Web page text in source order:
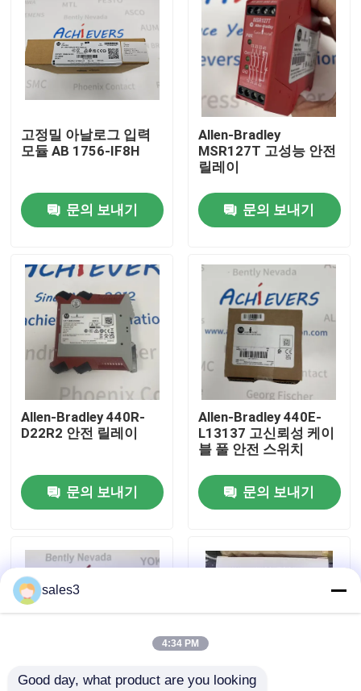
집
제품
우리 에 관한 것
공장 투어
저희와 연락
뉴스
News
피퍼 퓨치스 격리된 장벽
고정밀 아날로그 입력
모듈 AB 1756-IF8H
문의 보내기
Allen-Bradley
MSR127T 고성능 안전
릴레이
문의 보내기
Allen-Bradley 440R-
D22R2 안전 릴레이
문의 보내기
Allen-Bradley 440E-
L13137 고신뢰성 케이
블 풀 안전 스위치
문의 보내기
sales3
4:34 PM
Good day, what product are you looking